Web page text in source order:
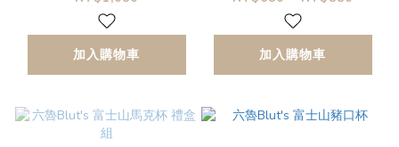
加入購物車 加入購物車